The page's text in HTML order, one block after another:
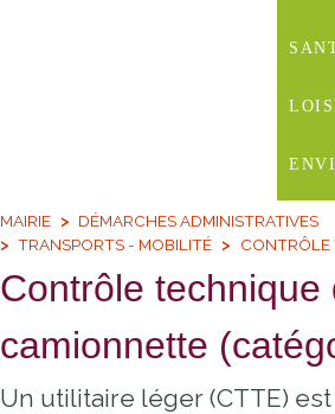
MAIRIE
DÉMARCHES ADMINISTRATIVES
TRANSPORTS - MOBILITÉ
CONTRÔLE
Contrôle technique
camionnette
Un utilitaire léger (CTTE)